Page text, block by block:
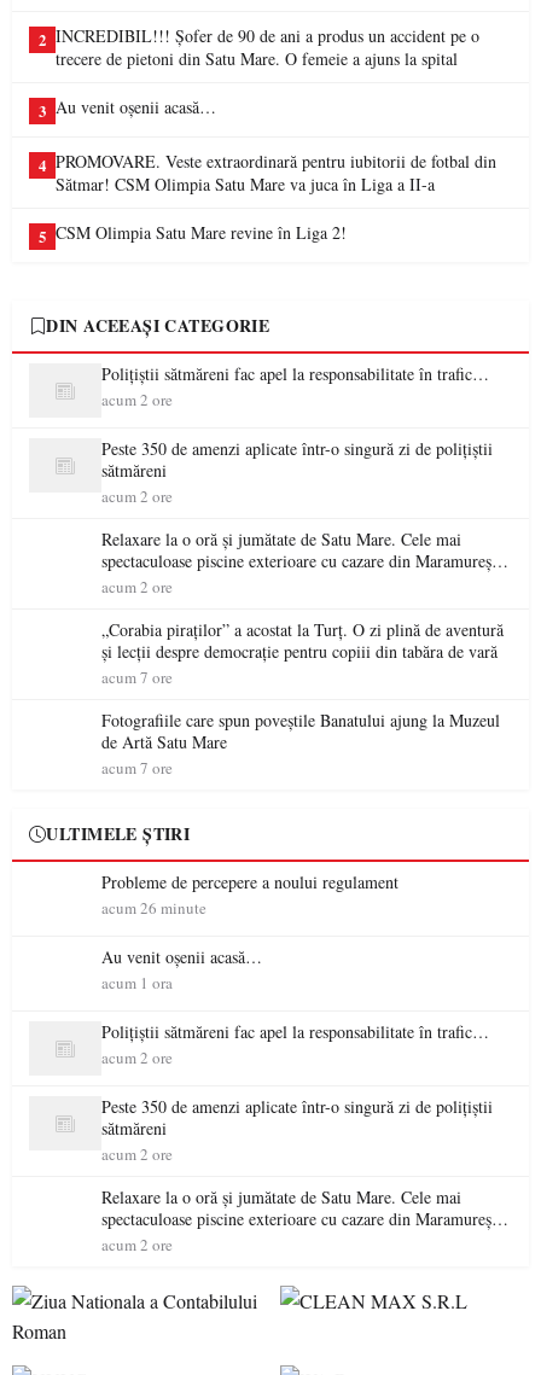
2 INCREDIBIL!!! Șofer de 90 de ani a produs un accident pe o
trecere de pietoni din Satu Mare. O femeie a ajuns la spital
3 Au venit oșenii acasă…
4 PROMOVARE. Veste extraordinară pentru iubitorii de fotbal din
Sătmar! CSM Olimpia Satu Mare va juca în Liga a II-a
5 CSM Olimpia Satu Mare revine în Liga 2!
DIN ACEEAȘI CATEGORIE
Polițiștii sătmăreni fac apel la responsabilitate în trafic…
acum 2 ore
Peste 350 de amenzi aplicate într-o singură zi de polițiștii
sătmăreni
acum 2 ore
Relaxare la o oră și jumătate de Satu Mare. Cele mai
spectaculoase piscine exterioare cu cazare din Maramureș,
ideale pentru o escapadă de vară
acum 2 ore
„Corabia piraților” a acostat la Turț. O zi plină de aventură
și lecții despre democrație pentru copiii din tabăra de vară
acum 7 ore
Fotografiile care spun poveștile Banatului ajung la Muzeul
de Artă Satu Mare
acum 7 ore
ULTIMELE ȘTIRI
Probleme de percepere a noului regulament
acum 26 minute
Au venit oșenii acasă…
acum 1 ora
Polițiștii sătmăreni fac apel la responsabilitate în trafic…
acum 2 ore
Peste 350 de amenzi aplicate într-o singură zi de polițiștii
sătmăreni
acum 2 ore
Relaxare la o oră și jumătate de Satu Mare. Cele mai
spectaculoase piscine exterioare cu cazare din Maramureș,
ideale pentru o escapadă de vară
acum 2 ore